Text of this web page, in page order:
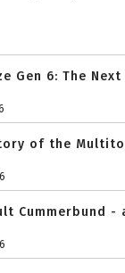
Gen 6: The
of the
Cummerbund -